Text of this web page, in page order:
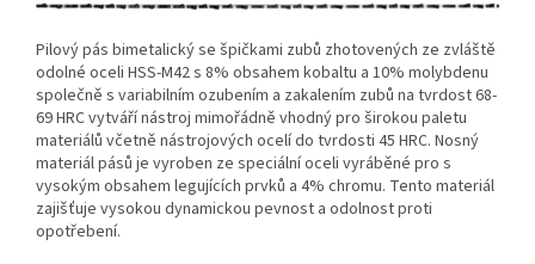
Pilový pás bimetalický se špičkami zubů zhotovených ze zvláště
odolné oceli HSS-M42 s 8% obsahem kobaltu a 10% molybdenu
společně s variabilním ozubením a zakalením zubů na tvrdost 68-
69 HRC vytváří nástroj mimořádně vhodný pro širokou paletu
materiálů včetně nástrojových ocelí do tvrdosti 45 HRC. Nosný
materiál pásů je vyroben ze speciální oceli vyráběné pro s
vysokým obsahem legujících prvků a 4% chromu. Tento materiál
zajišťuje vysokou dynamickou pevnost a odolnost proti
opotřebení.